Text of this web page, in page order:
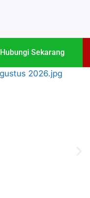
Hubungi Sekarang